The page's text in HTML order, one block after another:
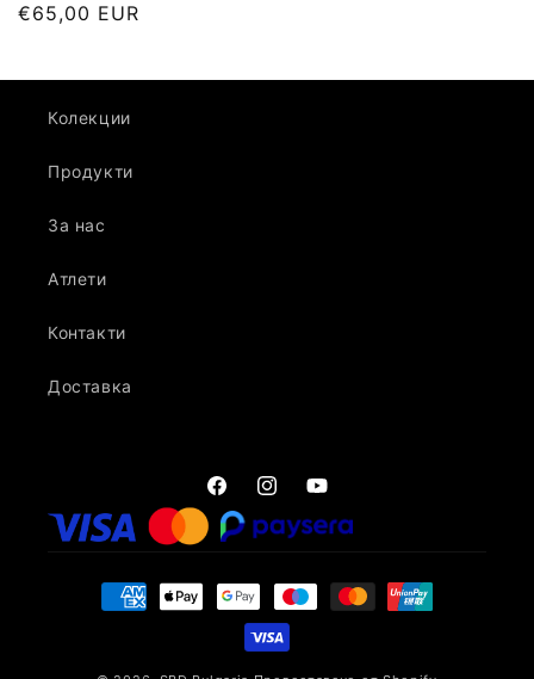
Обичайна
€65,00 EUR
Колекции
Продукти
За нас
Атлети
Контакти
Доставка
FacebookInstagramYouTube
Начини
на